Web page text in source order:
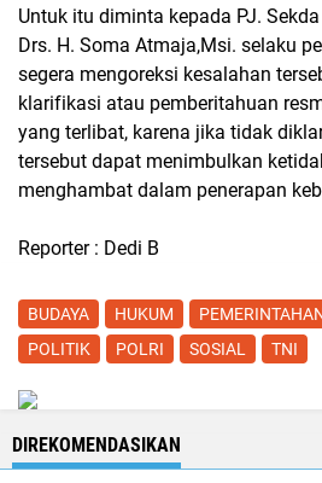
Untuk itu diminta kepada PJ.
Drs. H. Soma Atmaja,Msi. selaku
segera mengoreksi kesalahan
klarifikasi atau pemberitahuan
yang terlibat, karena jika tidak
tersebut dapat menimbulkan
menghambat dalam penerapan
Reporter : Dedi B
BUDAYA HUKUM
POLITIK
POLRI SOSIAL TNI
DIREKOMENDASIKAN